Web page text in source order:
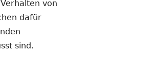
von
dafür
sind.